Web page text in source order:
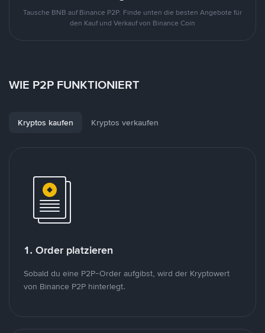
Tausche BNB auf Binance P2P. Finde unten die besten Angebote für
den Kauf und Verkauf von Binance Coin
WIE P2P FUNKTIONIERT
Kryptos kaufen Kryptos verkaufen
1. Order platzieren
Sobald du eine P2P-Order aufgibst, wird der Kryptowert
von Binance P2P hinterlegt.